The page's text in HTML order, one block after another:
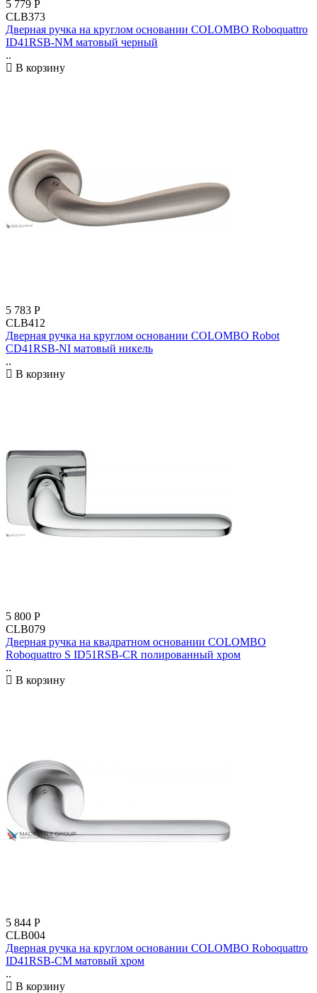
5 779 Р
CLB373
Дверная ручка на круглом основании COLOMBO Roboquattro
ID41RSB-NM матовый черный
..
В корзину
5 783 Р
CLB412
Дверная ручка на круглом основании COLOMBO Robot
CD41RSB-NI матовый никель
..
В корзину
5 800 Р
CLB079
Дверная ручка на квадратном основании COLOMBO
Roboquattro S ID51RSB-CR полированный хром
..
В корзину
5 844 Р
CLB004
Дверная ручка на круглом основании COLOMBO Roboquattro
ID41RSB-CM матовый хром
..
В корзину